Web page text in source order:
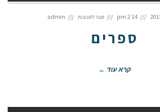
2:14 pm סגור לתגובות ספרים admin
ספרים
קרא עוד ←